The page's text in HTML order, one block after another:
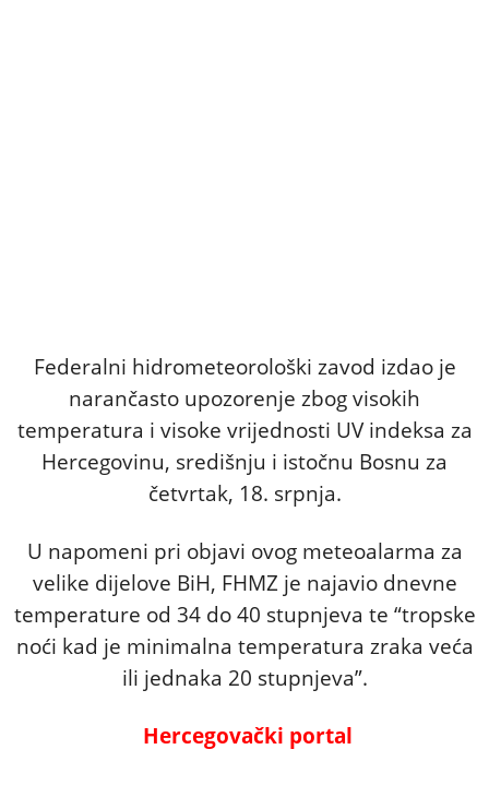
Federalni hidrometeorološki zavod izdao je
narančasto upozorenje zbog visokih
temperatura i visoke vrijednosti UV indeksa za
Hercegovinu, središnju i istočnu Bosnu za
četvrtak, 18. srpnja.
U napomeni pri objavi ovog meteoalarma za
velike dijelove BiH, FHMZ je najavio dnevne
temperature od 34 do 40 stupnjeva te “tropske
noći kad je minimalna temperatura zraka veća
ili jednaka 20 stupnjeva”.
Hercegovački portal